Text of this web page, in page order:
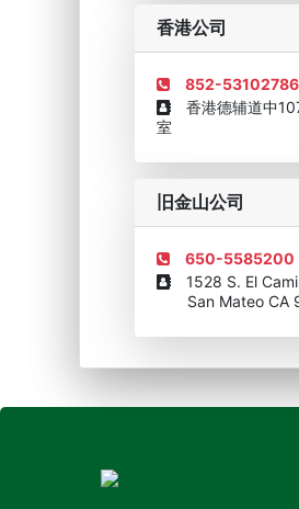
企业诚信AAAAA奖牌
香港公司
852-53102786
香港德辅道中
室
旧金山公司
650-5585200
1528 S. El
San Mateo CA